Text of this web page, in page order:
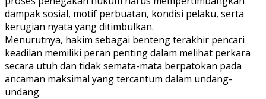
dampak sosial, motif perbuatan, kondisi pelaku, serta
kerugian nyata yang ditimbulkan.
Menurutnya, hakim sebagai benteng terakhir pencari
keadilan memiliki peran penting dalam melihat perkara
secara utuh dan tidak semata-mata berpatokan pada
ancaman maksimal yang tercantum dalam undang-
undang.